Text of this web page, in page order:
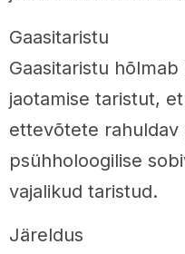
Gaasitaristu
Gaasitaristu
jaotamise taristut,
ettevõtete rahuldav
psühholoogilise
vajalikud taristud.
Järeldus